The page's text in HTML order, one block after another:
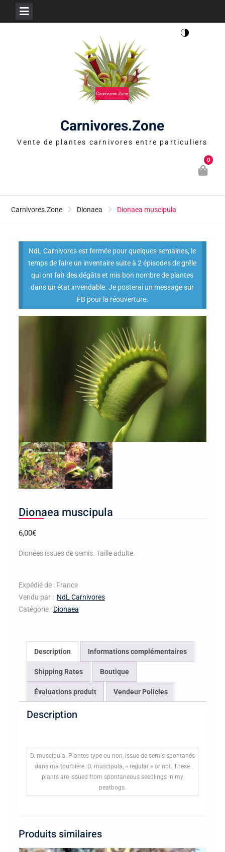
Carnivores.Zone
Vente de plantes carnivores entre particuliers
0
Carnivores.Zone Dionaea Dionaea muscipula
NdL Carnivores est fermée pour quelques semaines, le
temps de faire un inventaire suite à 2 épisodes de grêle
qui ont fait des dégâts et mis bon nombre de plantes
dans un état invendable. Je posterai un message sur
FB pour la réouverture.
Dionaea muscipula
6,00€
Dionées issues de semis. Taille adulte.
Expédié de : France
Vendu par : NdL Carnivores
Catégorie : Dionaea
Description Informations complémentaires
Shipping Rates Boutique
Évaluations produit Vendeur Policies
Description
D. muscipula. Plantes type ou non, issue de semis spontanés
dans ma tourbière. D. muscipula,« regular » or not. These
plants are issued from spontaneous seedlings in my
peatbogs.
Produits similaires